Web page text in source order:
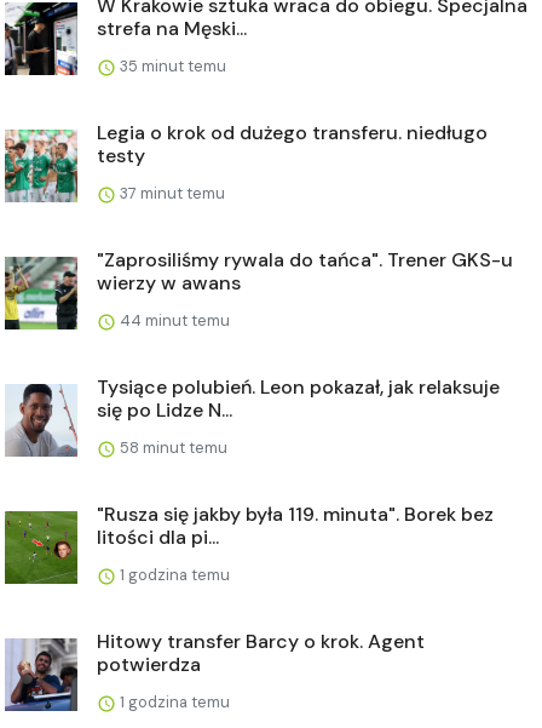
W Krakowie sztuka wraca do obiegu. Specjalna
strefa na Męski...
35 minut temu
Legia o krok od dużego transferu. niedługo
testy
37 minut temu
"Zaprosiliśmy rywala do tańca". Trener GKS-u
wierzy w awans
44 minut temu
Tysiące polubień. Leon pokazał, jak relaksuje
się po Lidze N...
58 minut temu
"Rusza się jakby była 119. minuta". Borek bez
litości dla pi...
1 godzina temu
Hitowy transfer Barcy o krok. Agent
potwierdza
1 godzina temu